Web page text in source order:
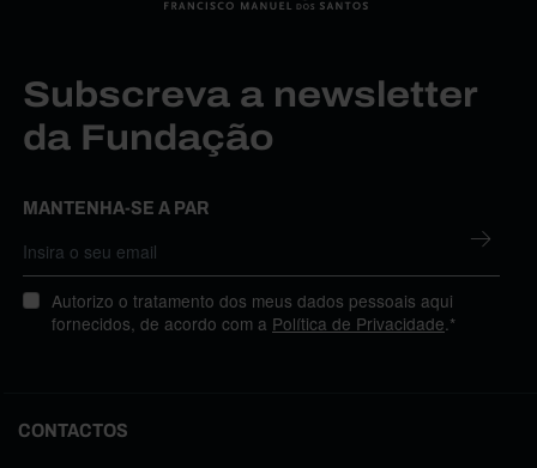
Subscreva a newsletter
da Fundação
MANTENHA-SE A PAR
Autorizo o tratamento dos meus dados pessoais aqui
fornecidos, de acordo com a Política de Privacidade .*
CONTACTOS